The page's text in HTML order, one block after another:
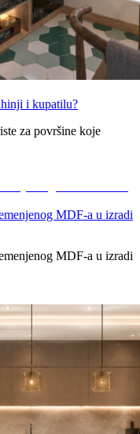
i kupatilu?
za površine koje
MDF-a u izradi
MDF-a u izradi